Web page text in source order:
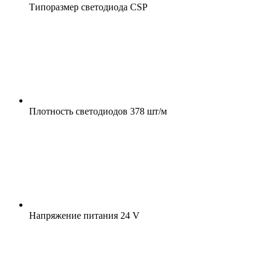
Типоразмер светодиода CSP
Плотность светодиодов 378 шт/м
Напряжение питания 24 V